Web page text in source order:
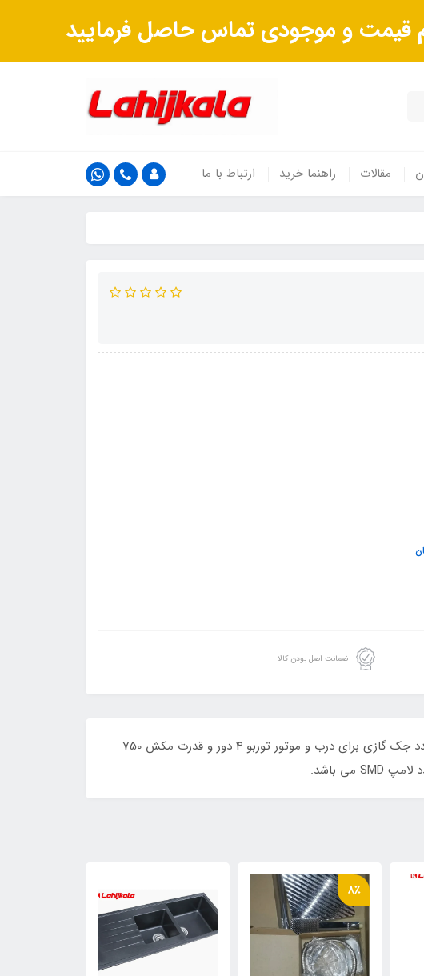
قیمت و موجودی تماس حاصل فرمایید
مقالات راهنما خرید ارتباط با ما
ضمانت اصل بودن کالا
هود آلتون مدل H315 B این هود دارای عرض 90 سانتی متر و 56 دی سیبل و نمای شیشه سکوریت مشکی و 2 عدد جک گازی برای درب و موتور توربو 4 دور و قدرت مکش 750
8٪